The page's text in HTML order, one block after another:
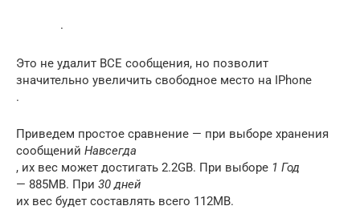
.
Это не удалит ВСЕ сообщения, но позволит
значительно увеличить свободное место на IPhone
.
Приведем простое сравнение — при выборе хранения
сообщений Навсегда
, их вес может достигать 2.2GB. При выборе 1 Год
— 885MB. При 30 дней
их вес будет составлять всего 112MB.